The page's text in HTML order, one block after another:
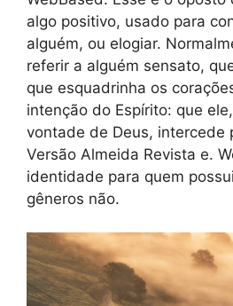
algo positivo, usado para
alguém, ou elogiar.
referir a alguém sensato,
que esquadrinha os
intenção do Espírito: que
vontade de Deus, intercede
Versão Almeida Revista e.
identidade para quem
gêneros não.